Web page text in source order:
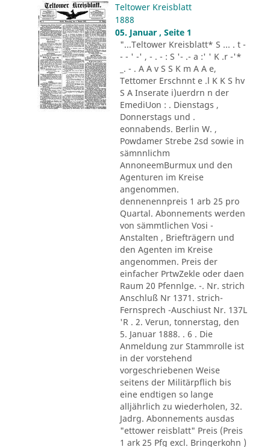
Teltower Kreisblatt
1888
05. Januar , Seite 1
"...Teltower Kreisblatt* S ... . t -
- - ' -' , - . - : S '- .- a :' ' K .r -'*
_. - . A A v S S K m A A e,
Tettomer Erschnnt e .l K K S hv
S A Inserate i)uerdrn n der
EmediUon : . Dienstags ,
Donnerstags und .
eonnabends. Berlin W. ,
Powdamer Strebe 2sd sowie in
sämnnlichm
AnnoneemBurmux und den
Agenturen im Kreise
angenommen.
dennenennpreis 1 arb 25 pro
Quartal. Abonnements werden
von sämmtlichen Vosi -
Anstalten , Briefträgern und
den Agenten im Kreise
angenommen. Preis der
einfacher PrtwZekle oder daen
Raum 20 Pfennlge. -. Nr. strich
Anschluß Nr 1371. strich-
Fernsprech -Auschiust Nr. 137L
'R . 2. Verun, tonnerstag, den
5. Januar 1888. . 6 . Die
Anmeldung zur Stammrolle ist
in der vorstehend
vorgeschriebenen Weise
seitens der Militärpflich bis
eine endtigen so lange
alljährlich zu wiederholen, 32.
Jadrg. Abonnements ausdas
"ettower reisblatt" Preis (Preis
1 ark 25 Pfg excl. Bringerkohn )